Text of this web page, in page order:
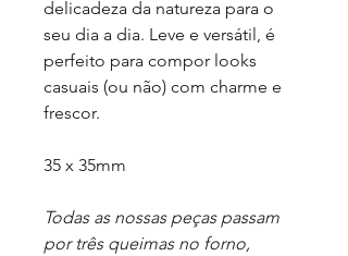
delicadeza da natureza para o
seu dia a dia. Leve e versátil, é
perfeito para compor looks
casuais (ou não) com charme e
frescor.
35 x 35mm
Todas as nossas peças passam
por três queimas no forno,